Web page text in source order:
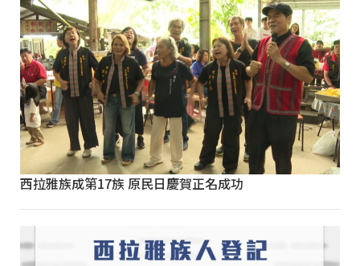
西拉雅族成第17族 原民日慶賀正名成功